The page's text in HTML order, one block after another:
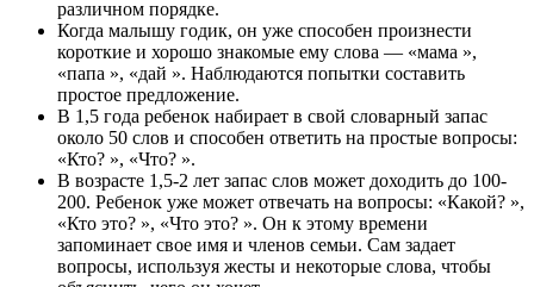
различном порядке.
Когда малышу годик, он уже способен произнести
короткие и хорошо знакомые ему слова — «мама »,
«папа », «дай ». Наблюдаются попытки составить
простое предложение.
В 1,5 года ребенок набирает в свой словарный запас
около 50 слов и способен ответить на простые вопросы:
«Кто? », «Что? ».
В возрасте 1,5-2 лет запас слов может доходить до 100-
200. Ребенок уже может отвечать на вопросы: «Какой? »,
«Кто это? », «Что это? ». Он к этому времени
запоминает свое имя и членов семьи. Сам задает
вопросы, используя жесты и некоторые слова, чтобы